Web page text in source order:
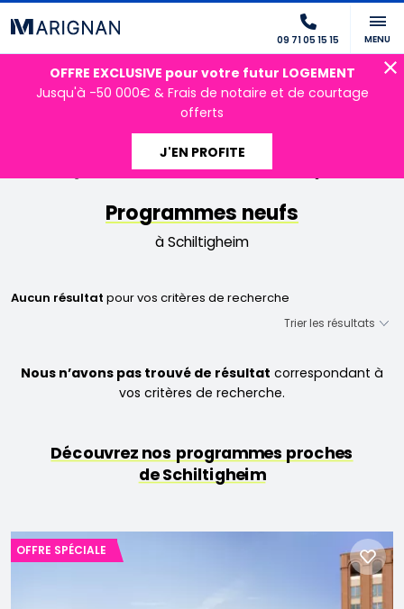
09 71 05 15 15 MENU
OFFRE EXCLUSIVE pour votre futur LOGEMENT
Jusqu'à -50 000€ & Frais de notaire et de courtage
offerts
J'EN PROFITE
Programmes neufs Grand Est Bas-Rhin
Programmes neufs
à Schiltigheim
Aucun résultat pour vos critères de recherche
Nous n’avons pas trouvé de résultat correspondant à
vos critères de recherche.
Découvrez nos programmes proches
de Schiltigheim
OFFRE SPÉCIALE